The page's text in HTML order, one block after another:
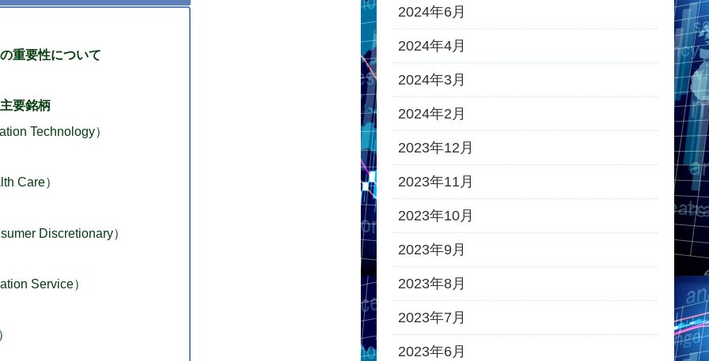
重要性について
要銘柄
Technology）
Care）
Discretionary）
Service）
2024年6月
2024年4月
2024年3月
2024年2月
2023年12月
2023年11月
2023年10月
2023年9月
2023年8月
2023年7月
2023年6月